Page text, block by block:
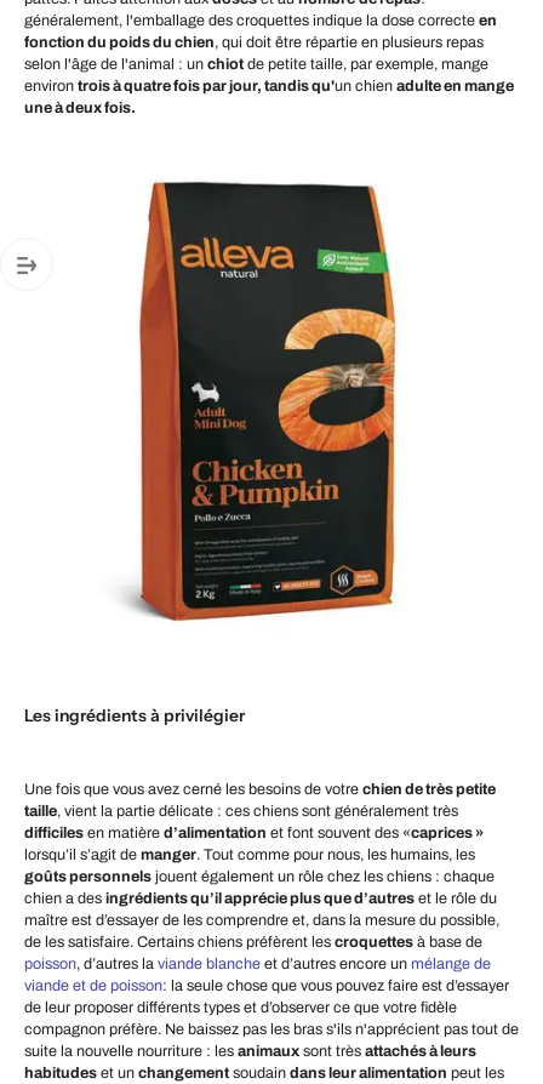
généralement, l'emballage des croquettes indique la dose correcte en
fonction du poids du chien, qui doit être répartie en plusieurs repas
selon l'âge de l'animal : un chiot de petite taille, par exemple, mange
environ trois à quatre fois par jour, tandis qu'un chien adulte en mange
une à deux fois.
Les ingrédients à privilégier
Une fois que vous avez cerné les besoins de votre chien de très petite
taille, vient la partie délicate : ces chiens sont généralement très
difficiles en matière d’alimentation et font souvent des «caprices »
lorsqu’il s’agit de manger. Tout comme pour nous, les humains, les
goûts personnels jouent également un rôle chez les chiens : chaque
chien a des ingrédients qu’il apprécie plus que d’autres et le rôle du
maître est d’essayer de les comprendre et, dans la mesure du possible,
de les satisfaire. Certains chiens préfèrent les croquettes à base de
poisson, d’autres la viande blanche et d’autres encore un mélange de
viande et de poisson: la seule chose que vous pouvez faire est d’essayer
de leur proposer différents types et d’observer ce que votre fidèle
compagnon préfère. Ne baissez pas les bras s'ils n'apprécient pas tout de
suite la nouvelle nourriture : les animaux sont très attachés à leurs
habitudes et un changement soudain dans leur alimentation peut les